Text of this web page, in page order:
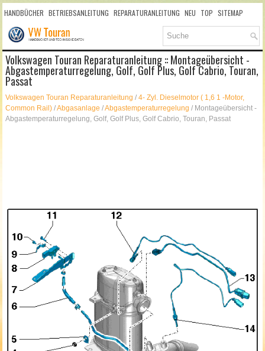
HANDBÜCHER BETRIEBSANLEITUNG REPARATURANLEITUNG NEU TOP SITEMAP
SUCHLAUF
Volkswagen Touran Reparaturanleitung :: Montageübersicht -
Abgastemperaturregelung, Golf, Golf Plus, Golf Cabrio, Touran,
Passat
Volkswagen Touran Reparaturanleitung /4- Zyl. Dieselmotor ( 1,6 1 -Motor,
Common Rail) /Abgasanlage /Abgastemperaturregelung / Montageübersicht -
Abgastemperaturregelung, Golf, Golf Plus, Golf Cabrio, Touran, Passat